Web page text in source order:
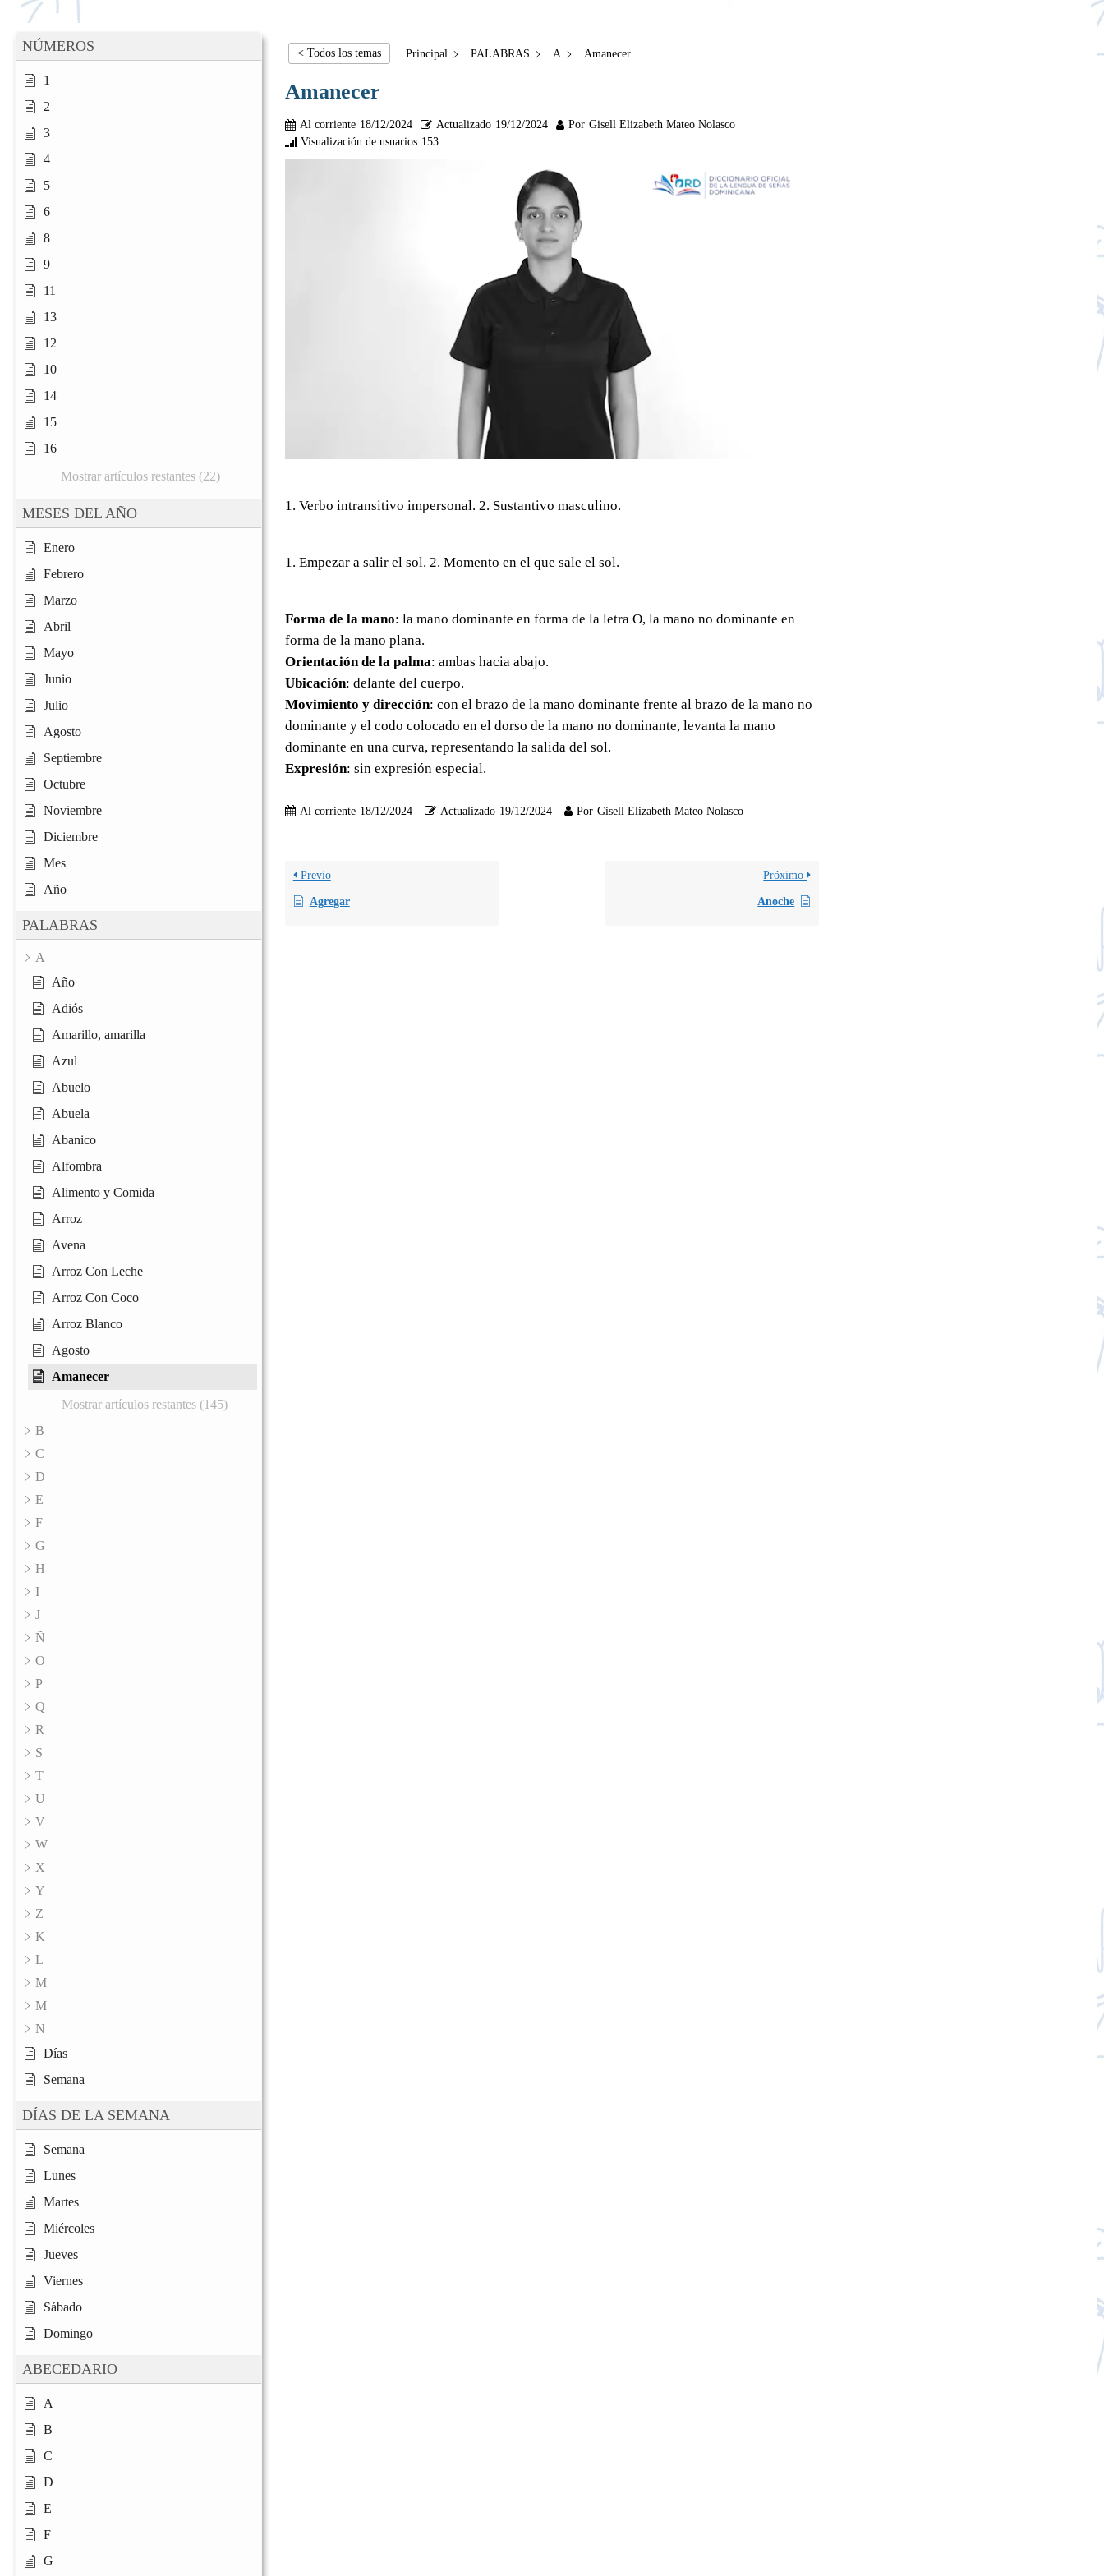
NÚMEROS
1
2
3
4
5
6
8
9
11
13
12
10
14
15
16
Mostrar artículos restantes (22)
MESES DEL AÑO
Enero
Febrero
Marzo
Abril
Mayo
Junio
Julio
Agosto
Septiembre
Octubre
Noviembre
Diciembre
Mes
Año
PALABRAS
A
Año
Adiós
Amarillo, amarilla
Azul
Abuelo
Abuela
Abanico
Alfombra
Alimento y Comida
Arroz
Avena
Arroz Con Leche
Arroz Con Coco
Arroz Blanco
Agosto
Amanecer
Mostrar artículos restantes (145)
B
C
D
E
F
G
H
I
J
Ñ
O
P
Q
R
S
T
U
V
W
X
Y
Z
K
L
M
M
N
Días
Semana
DÍAS DE LA SEMANA
Semana
Lunes
Martes
Miércoles
Jueves
Viernes
Sábado
Domingo
ABECEDARIO
A
B
C
D
E
F
G
< Todos los temas Principal PALABRAS A Amanecer
Amanecer
Al corriente 18/12/2024 Actualizado 19/12/2024 Por Gisell Elizabeth Mateo Nolasco
Visualización de usuarios 153
1. Verbo intransitivo impersonal. 2. Sustantivo masculino.
1. Empezar a salir el sol. 2. Momento en el que sale el sol.
Forma de la mano: la mano dominante en forma de la letra O, la mano no dominante en
forma de la mano plana.
Orientación de la palma: ambas hacia abajo.
Ubicación: delante del cuerpo.
Movimiento y dirección: con el brazo de la mano dominante frente al brazo de la mano no
dominante y el codo colocado en el dorso de la mano no dominante, levanta la mano
dominante en una curva, representando la salida del sol.
Expresión: sin expresión especial.
Al corriente 18/12/2024 Actualizado 19/12/2024 Por Gisell Elizabeth Mateo Nolasco
Previo
Agregar
Próximo
Anoche